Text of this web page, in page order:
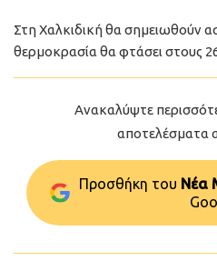
Στη Χαλκιδική θα σημειωθούν
θερμοκρασία θα φτάσει στους
Ανακαλύψτε
αποτελέσματα
Προσθήκη του Νέα